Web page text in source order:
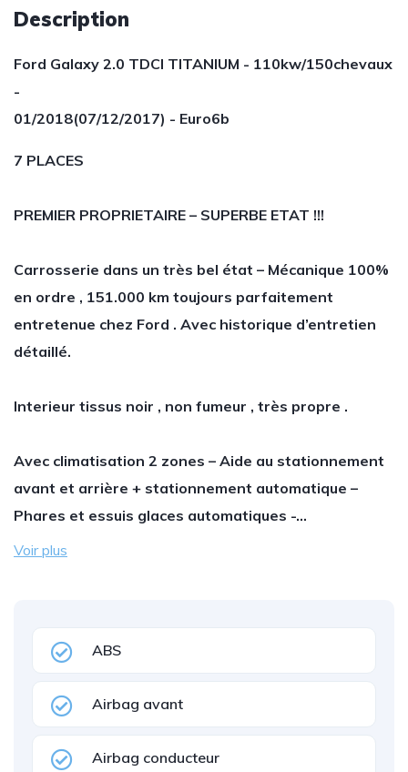
Description
Ford Galaxy 2.0 TDCI TITANIUM - 110kw/150chevaux
-
01/2018(07/12/2017) - Euro6b
7 PLACES
PREMIER PROPRIETAIRE – SUPERBE ETAT !!!
Carrosserie dans un très bel état – Mécanique 100%
en ordre , 151.000 km toujours parfaitement
entretenue chez Ford . Avec historique d’entretien
détaillé.
Interieur tissus noir , non fumeur , très propre .
Avec climatisation 2 zones – Aide au stationnement
avant et arrière + stationnement automatique –
Phares et essuis glaces automatiques -…
Voir plus
ABS
Airbag avant
Airbag conducteur